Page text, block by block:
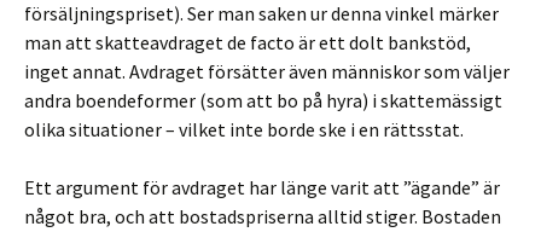
försäljningspriset). Ser man saken ur denna vinkel märker
man att skatteavdraget de facto är ett dolt bankstöd,
inget annat. Avdraget försätter även människor som väljer
andra boendeformer (som att bo på hyra) i skattemässigt
olika situationer – vilket inte borde ske i en rättsstat.
Ett argument för avdraget har länge varit att ”ägande” är
något bra, och att bostadspriserna alltid stiger. Bostaden